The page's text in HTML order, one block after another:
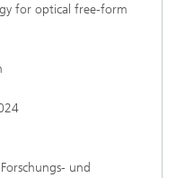
for optical free-form
und